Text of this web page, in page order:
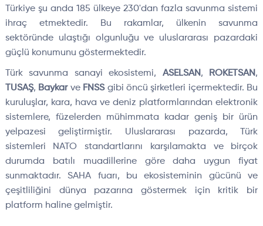
Türkiye şu anda 185 ülkeye 230'dan fazla savunma sistemi
ihraç etmektedir. Bu rakamlar, ülkenin savunma
sektöründe ulaştığı olgunluğu ve uluslararası pazardaki
güçlü konumunu göstermektedir.
Türk savunma sanayi ekosistemi, ASELSAN, ROKETSAN,
TUSAŞ, Baykarve FNSSgibi öncü şirketleri içermektedir. Bu
kuruluşlar, kara, hava ve deniz platformlarından elektronik
sistemlere, füzelerden mühimmata kadar geniş bir ürün
yelpazesi geliştirmiştir. Uluslararası pazarda, Türk
sistemleri NATO standartlarını karşılamakta ve birçok
durumda batılı muadillerine göre daha uygun fiyat
sunmaktadır. SAHA fuarı, bu ekosisteminin gücünü ve
çeşitliliğini dünya pazarına göstermek için kritik bir
platform haline gelmiştir.